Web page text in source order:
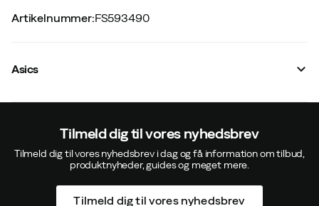
Artikelnummer:FS593490
Asics
Tilmeld dig til vores nyhedsbrev
Tilmeld dig til vores nyhedsbrev i dag og få information om tilbud,
produktnyheder, guides og meget mere.
Tilmeld dig til vores nyhedsbrev